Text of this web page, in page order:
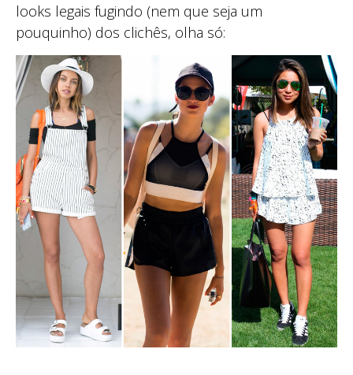
looks legais fugindo (nem que seja um
pouquinho) dos clichês, olha só: